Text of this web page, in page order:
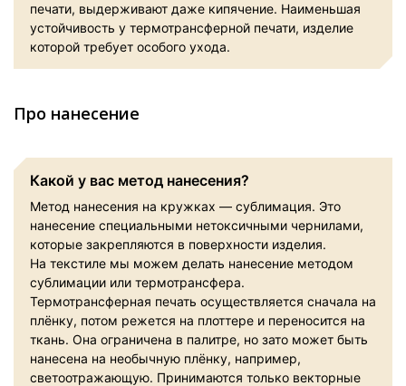
печати, выдерживают даже кипячение. Наименьшая
устойчивость у термотрансферной печати, изделие
которой требует особого ухода.
Про нанесение
Какой у вас метод нанесения?
Метод нанесения на кружках — сублимация. Это
нанесение специальными нетоксичными чернилами,
которые закрепляются в поверхности изделия.
На текстиле мы можем делать нанесение методом
сублимации или термотрансфера.
Термотрансферная печать осуществляется сначала на
плёнку, потом режется на плоттере и переносится на
ткань. Она ограничена в палитре, но зато может быть
нанесена на необычную плёнку, например,
светоотражающую. Принимаются только векторные